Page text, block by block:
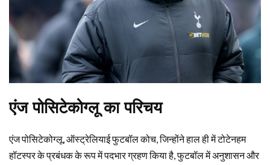
एंज पोसिटेकोग्लू का परिचय
एंज पोसिटेकोग्लू, ऑस्ट्रेलियाई फुटबॉल कोच, जिन्होंने हाल ही में टोटेनहम
हॉटस्पर के प्रबंधक के रूप में पदभार ग्रहण किया है, फुटबॉल में अनुशासन और